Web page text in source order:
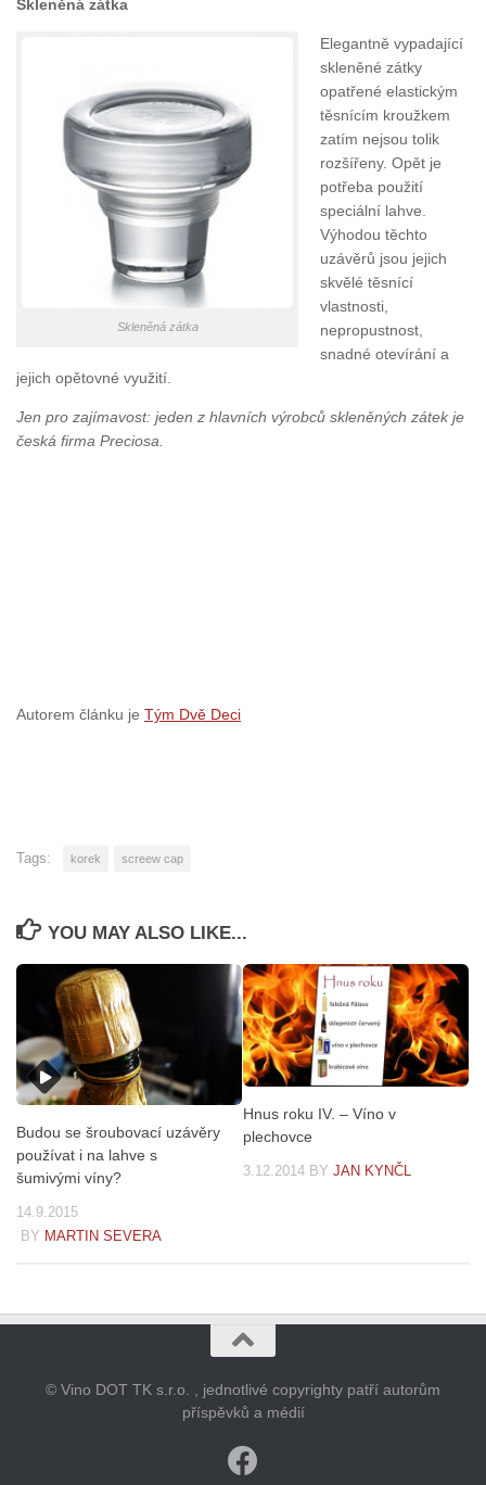
Skleněná zátka
Skleněná zátka
Elegantně vypadající
skleněné zátky
opatřené elastickým
těsnícím kroužkem
zatím nejsou tolik
rozšířeny. Opět je
potřeba použití
speciální lahve.
Výhodou těchto
uzávěrů jsou jejich
skvělé těsnící
vlastnosti,
nepropustnost,
snadné otevírání a
jejich opětovné využití.
Jen pro zajímavost: jeden z hlavních výrobců skleněných zátek je
česká firma Preciosa.
Autorem článku je Tým Dvě Deci
Tags: korek screew cap
YOU MAY ALSO LIKE...
Budou se šroubovací uzávěry
používat i na lahve s
šumivými víny?
14.9.2015
BY MARTIN SEVERA
Hnus roku IV. – Víno v
plechovce
3.12.2014 BY JAN KYNČL
© Vino DOT TK s.r.o. , jednotlivé copyrighty patří autorům
příspěvků a médií